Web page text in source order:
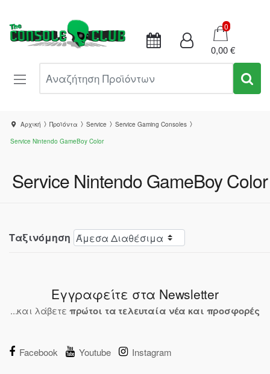
Καλάθι
0
0,00 €
Αρχική Προϊόντα Service
Service Gaming Consoles
Service Nintendo GameBoy Color
Service Nintendo GameBoy Color
Ταξινόμηση
Εγγραφείτε στα Newsletter
...και λάβετε πρώτοι τα τελευταία νέα και προσφορές
Facebook Youtube Instagram